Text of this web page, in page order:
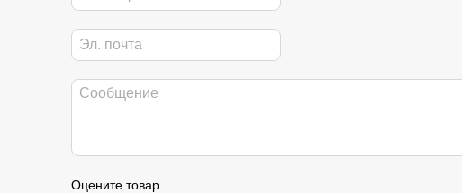
Оцените товар